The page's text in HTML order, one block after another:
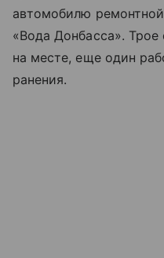
автомобилю
«Вода Донбасса». Трое
на месте, еще один
ранения.